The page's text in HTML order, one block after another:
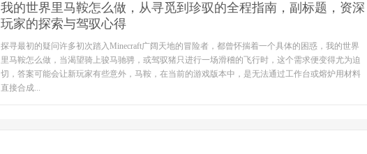
我的世界里马鞍怎么做，从寻觅到珍驭的全程指南，副标题，资深
玩家的探索与驾驭心得
探寻最初的疑问许多初次踏入Minecraft广阔天地的冒险者，都曾怀揣着一个具体的困惑，我的世界
里马鞍怎么做，当渴望骑上骏马驰骋，或驾驭猪只进行一场滑稽的飞行时，这个需求便变得尤为迫
切，答案可能会让新玩家有些意外，马鞍，在当前的游戏版本中，是无法通过工作台或熔炉用材料
直接合成...